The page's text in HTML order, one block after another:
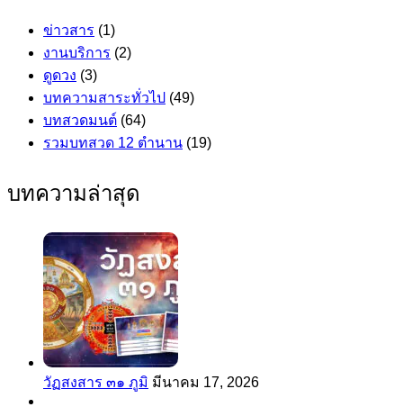
ข่าวสาร (1)
งานบริการ (2)
ดูดวง (3)
บทความสาระทั่วไป (49)
บทสวดมนต์ (64)
รวมบทสวด 12 ตำนาน (19)
บทความล่าสุด
วัฏสงสาร ๓๑ ภูมิ มีนาคม 17, 2026